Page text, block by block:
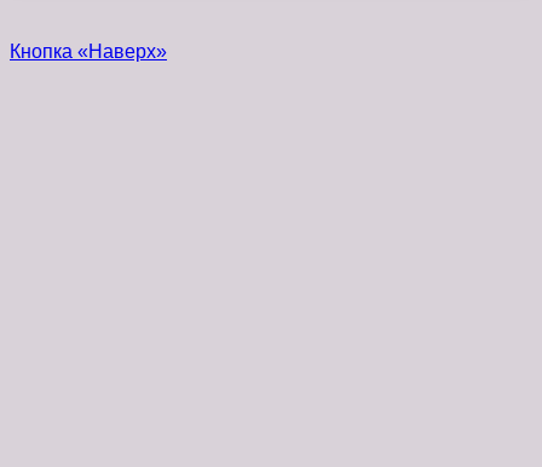
Кнопка «Наверх»